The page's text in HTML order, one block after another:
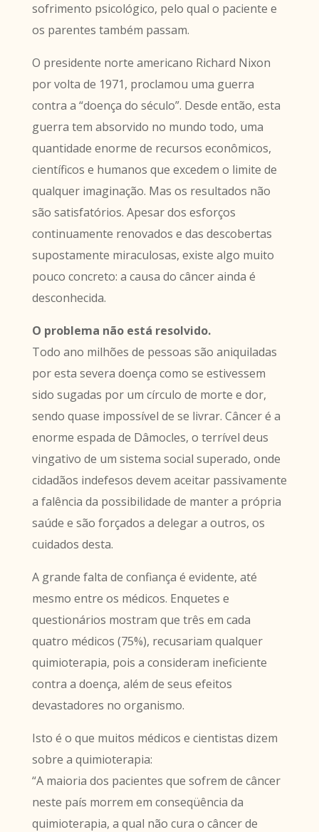
sofrimento psicológico, pelo qual o paciente e
os parentes também passam.
O presidente norte americano Richard Nixon
por volta de 1971, proclamou uma guerra
contra a “doença do século”. Desde então, esta
guerra tem absorvido no mundo todo, uma
quantidade enorme de recursos econômicos,
científicos e humanos que excedem o limite de
qualquer imaginação. Mas os resultados não
são satisfatórios. Apesar dos esforços
continuamente renovados e das descobertas
supostamente miraculosas, existe algo muito
pouco concreto: a causa do câncer ainda é
desconhecida.
O problema não está resolvido.
Todo ano milhões de pessoas são aniquiladas
por esta severa doença como se estivessem
sido sugadas por um círculo de morte e dor,
sendo quase impossível de se livrar. Câncer é a
enorme espada de Dâmocles, o terrível deus
vingativo de um sistema social superado, onde
cidadãos indefesos devem aceitar passivamente
a falência da possibilidade de manter a própria
saúde e são forçados a delegar a outros, os
cuidados desta.
A grande falta de confiança é evidente, até
mesmo entre os médicos. Enquetes e
questionários mostram que três em cada
quatro médicos (75%), recusariam qualquer
quimioterapia, pois a consideram ineficiente
contra a doença, além de seus efeitos
devastadores no organismo.
Isto é o que muitos médicos e cientistas dizem
sobre a quimioterapia:
“A maioria dos pacientes que sofrem de câncer
neste país morrem em conseqüência da
quimioterapia, a qual não cura o câncer de